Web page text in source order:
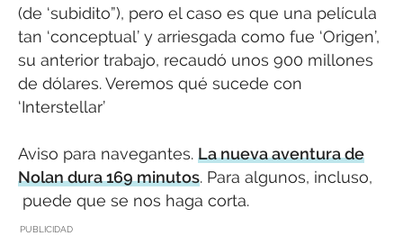
(de ‘subidito”), pero el caso es que una película
tan ‘conceptual’ y arriesgada como fue ‘Origen’,
su anterior trabajo, recaudó unos 900 millones
de dólares. Veremos qué sucede con
‘Interstellar’
Aviso para navegantes. La nueva aventura de
Nolan dura 169 minutos. Para algunos, incluso,
puede que se nos haga corta.
PUBLICIDAD